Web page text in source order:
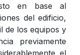
en base al
del edificio,
de los equipos y
previamente